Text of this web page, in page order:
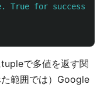
True for success,
で多値を返す関
範囲では）Google